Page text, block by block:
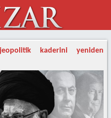
kaderini yeniden